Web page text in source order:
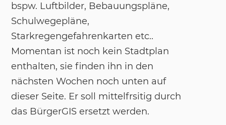
bspw. Luftbilder, Bebauungspläne,
Schulwegepläne,
Starkregengefahrenkarten etc..
Momentan ist noch kein Stadtplan
enthalten, sie finden ihn in den
nächsten Wochen noch unten auf
dieser Seite. Er soll mittelfrsitig durch
das BürgerGIS ersetzt werden.